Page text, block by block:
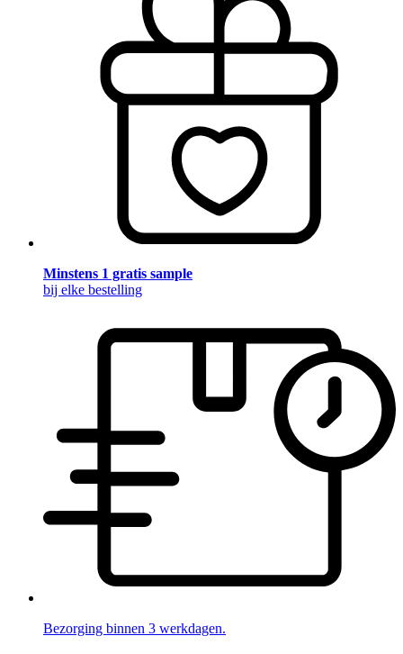
Minstens 1 gratis sample
bij elke bestelling
Bezorging binnen 3 werkdagen.